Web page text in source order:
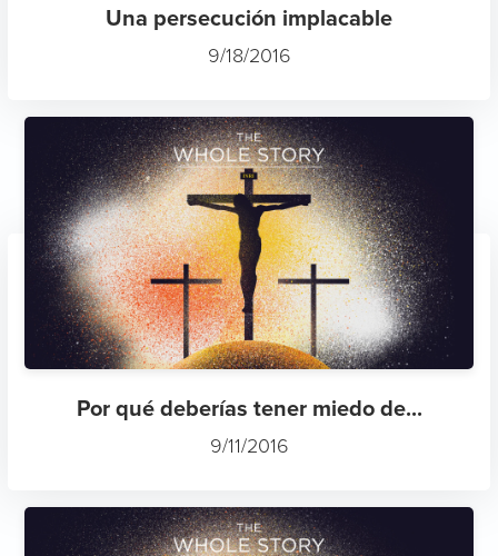
Una persecución implacable
9/18/2016
Por qué deberías tener miedo de...
9/11/2016